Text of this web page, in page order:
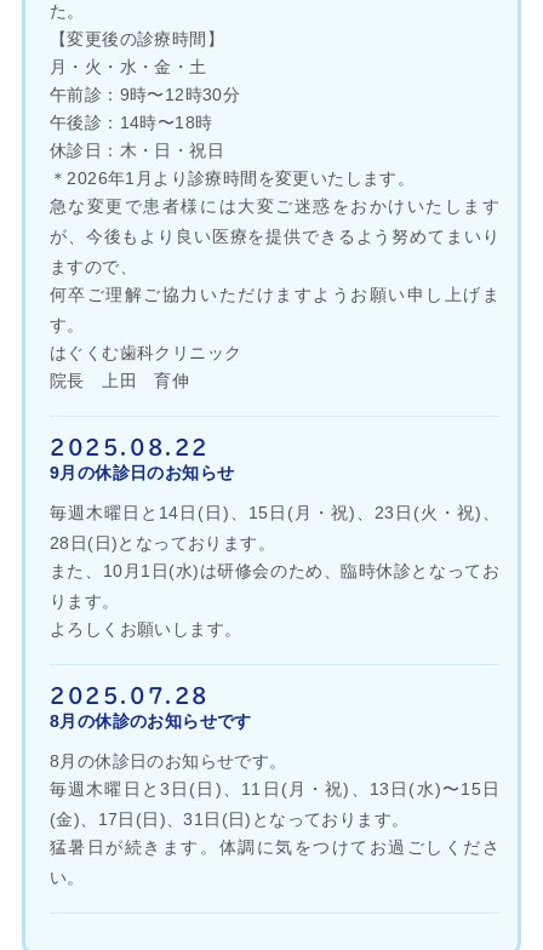
た。
【変更後の診療時間】
月・火・水・金・土
午前診：9時〜12時30分
午後診：14時〜18時
休診日：木・日・祝日
＊2026年1月より診療時間を変更いたします。
急な変更で患者様には大変ご迷惑をおかけいたします
が、今後もより良い医療を提供できるよう努めてまいり
ますので、
何卒ご理解ご協力いただけますようお願い申し上げま
す。
はぐくむ歯科クリニック
院長 上田 育伸
2025.08.22
9月の休診日のお知らせ
毎週木曜日と14日(日)、15日(月・祝)、23日(火・祝)、
28日(日)となっております。
また、10月1日(水)は研修会のため、臨時休診となってお
ります。
よろしくお願いします。
2025.07.28
8月の休診のお知らせです
8月の休診日のお知らせです。
毎週木曜日と3日(日)、11日(月・祝)、13日(水)〜15日
(金)、17日(日)、31日(日)となっております。
猛暑日が続きます。体調に気をつけてお過ごしくださ
い。